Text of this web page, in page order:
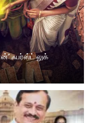
ஃபர்ஸ்ட் லுக்